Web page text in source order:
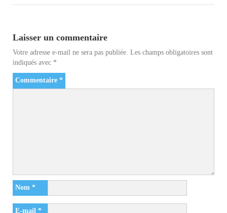
Laisser un commentaire
Votre adresse e-mail ne sera pas publiée. Les champs obligatoires sont
indiqués avec *
Commentaire *
Nom *
E-mail *